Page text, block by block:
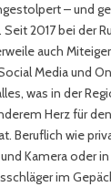
– und
Seit 2017 bei der
auch
Media und
was in der
Herz für
Beruflich wie
Kamera oder
im